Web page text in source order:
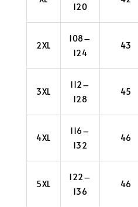
120
2XL
108–
124
43
3XL
112–
128
45
4XL
116–
132
46
5XL
122–
136
46